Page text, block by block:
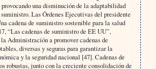
una disminución de la adaptabilidad
Las Órdenes Ejecutivas del presidente
cadena de suministro sostenible para la salud
“Las cadenas de suministro de EE UU”,
Administración a promover cadenas de
diversas y seguras para garantizar la
y la seguridad nacional [47]. Cadenas de
robustas, junto con la creciente consolidación de